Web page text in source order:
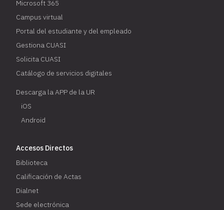
Microsoft 365
Campus virtual
Portal del estudiante y del empleado
Gestiona CUASI
Solicita CUASI
Catálogo de servicios digitales
Descarga la APP de la UR
iOS
Android
Accesos Directos
Biblioteca
Calificación de Actas
Dialnet
Sede electrónica